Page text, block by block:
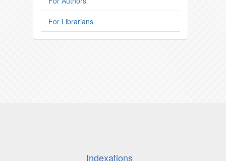
For Librarians
Indexations